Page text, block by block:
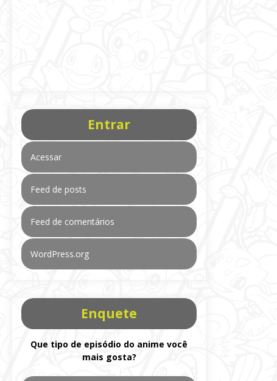
Entrar
Acessar
Feed de posts
Feed de comentários
WordPress.org
Enquete
Que tipo de episódio do anime você
mais gosta?